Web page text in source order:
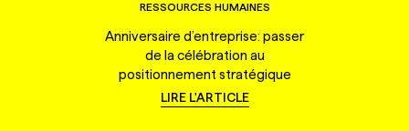
RESSOURCES HUMAINES
Anniversaire d’entreprise: passer
de la célébration au
positionnement stratégique
LIRE L'ARTICLE